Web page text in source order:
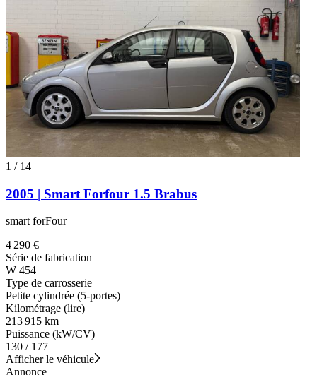
1 / 14
2005 | Smart Forfour 1.5 Brabus
smart forFour
4 290 €
Série de fabrication
W 454
Type de carrosserie
Petite cylindrée (5-portes)
Kilométrage (lire)
213 915 km
Puissance (kW/CV)
130 / 177
Afficher le véhicule
Annonce